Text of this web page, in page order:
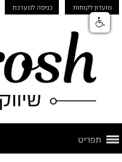
מועדון לקוחות כניסה למערכת
תפריט